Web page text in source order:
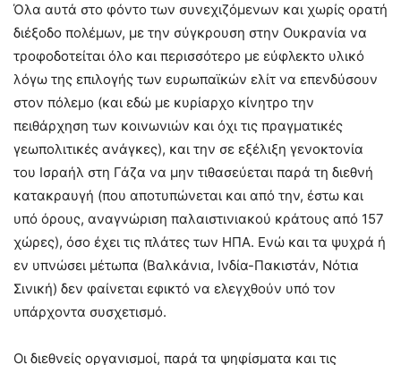
Όλα αυτά στο φόντο των συνεχιζόμενων και χωρίς ορατή
διέξοδο πολέμων, με την σύγκρουση στην Ουκρανία να
τροφοδοτείται όλο και περισσότερο με εύφλεκτο υλικό
λόγω της επιλογής των ευρωπαϊκών ελίτ να επενδύσουν
στον πόλεμο (και εδώ με κυρίαρχο κίνητρο την
πειθάρχηση των κοινωνιών και όχι τις πραγματικές
γεωπολιτικές ανάγκες), και την σε εξέλιξη γενοκτονία
του Ισραήλ στη Γάζα να μην τιθασεύεται παρά τη διεθνή
κατακραυγή (που αποτυπώνεται και από την, έστω και
υπό όρους, αναγνώριση παλαιστινιακού κράτους από 157
χώρες), όσο έχει τις πλάτες των ΗΠΑ. Ενώ και τα ψυχρά ή
εν υπνώσει μέτωπα (Βαλκάνια, Ινδία-Πακιστάν, Νότια
Σινική) δεν φαίνεται εφικτό να ελεγχθούν υπό τον
υπάρχοντα συσχετισμό.
Οι διεθνείς οργανισμοί, παρά τα ψηφίσματα και τις